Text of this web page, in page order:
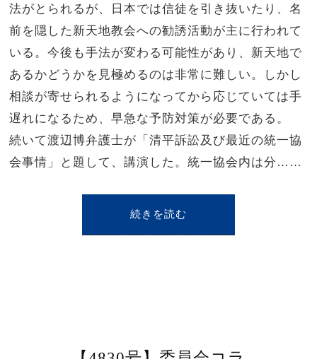
法がとられるが、日本では信徒を引き抜いたり、名
前を隠した新天地教会への勧誘活動が主に行われて
いる。今後も手法が変わる可能性があり、新天地で
あるかどうかを見極めるのは非常に難しい。しかし
相談が寄せられるようになってから応じていては手
遅れになるため、早急な予防対策が必要である。
続いて渡辺博弁護士が「清平訴訟及び最近の統一協
会事情」と題して、講演した。統一協会内は分……
続きを読む